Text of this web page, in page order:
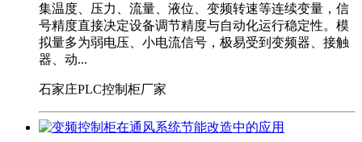
集温度、压力、流量、液位、变频转速等连续变量，信
号精度直接决定设备调节精度与自动化运行稳定性。模
拟量多为弱电压、小电流信号，极易受到变频器、接触
器、动...
石家庄PLC控制柜厂家